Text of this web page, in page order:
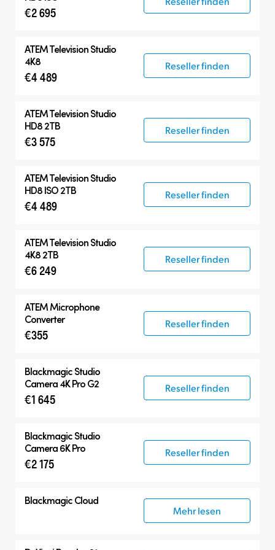
€2 695
ATEM Television Studio
4K8
€4 489
Reseller finden
ATEM Television Studio
HD8 2TB
€3 575
Reseller finden
ATEM Television Studio
HD8 ISO 2TB
€4 489
Reseller finden
ATEM Television Studio
4K8 2TB
€6 249
Reseller finden
ATEM Microphone
Converter
€355
Reseller finden
BlackmagicStudio
Camera 4K Pro G2
€1 645
Reseller finden
BlackmagicStudio
Camera 6K Pro
€2 175
Reseller finden
Blackmagic Cloud
Mehr lesen